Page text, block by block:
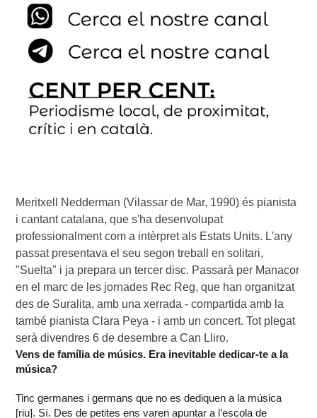
Meritxell Nedderman (Vilassar de Mar, 1990) és pianista
i cantant catalana, que s'ha desenvolupat
professionalment com a intèrpret als Estats Units. L'any
passat presentava el seu segon treball en solitari,
"Suelta" i ja prepara un tercer disc. Passarà per Manacor
en el marc de les jornades Rec Reg, que han organitzat
des de Suralita, amb una xerrada - compartida amb la
també pianista Clara Peya - i amb un concert. Tot plegat
serà divendres 6 de desembre a Can Lliro.
Vens de família de músics. Era inevitable dedicar-te a la
música?
Tinc germanes i germans que no es dediquen a la música
[riu]. Sí. Des de petites ens varen apuntar a l’escola de